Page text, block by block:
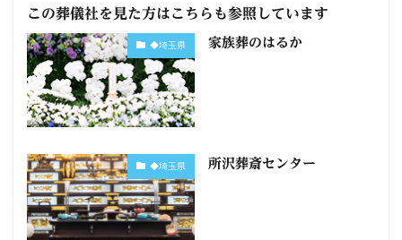
この葬儀社を見た方はこちらも参照しています
◆埼玉県 家族葬のはるか
◆埼玉県 所沢葬斎センター